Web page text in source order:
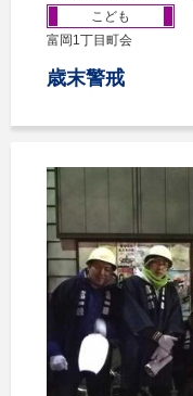
こども
富岡1丁目町会
歳末警戒